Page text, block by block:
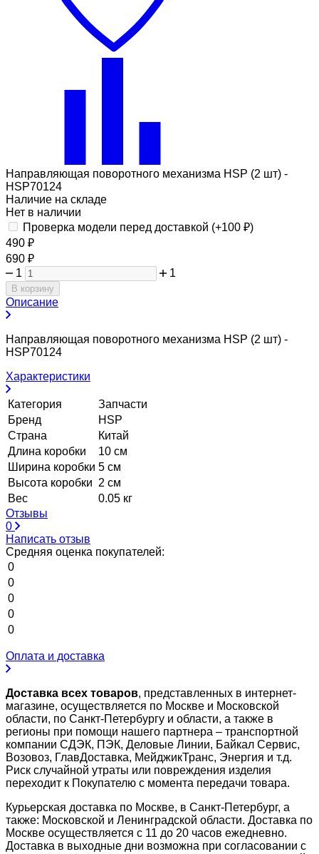
Направляющая поворотного механизма HSP (2 шт) -
HSP70124
Наличие на складе
Нет в наличии
Проверка модели перед доставкой (+100 ₽)
490 ₽
690 ₽
1
1
В корзину
Описание
Направляющая поворотного механизма HSP (2 шт) -
HSP70124
Характеристики
Категория
Запчасти
Бренд
HSP
Страна
Китай
Длина коробки
10 см
Ширина коробки 5 см
Высота коробки 2 см
Вес
0.05 кг
Отзывы
0
Написать отзыв
Средняя оценка покупателей:
0
0
0
0
0
Оплата и доставка
Доставка всех товаров, представленных в интернет-
магазине, осуществляется по Москве и Московской
области, по Санкт-Петербургу и области, а также в
регионы при помощи нашего партнера – транспортной
компании СДЭК, ПЭК, Деловые Линии, Байкал Сервис,
Возовоз, ГлавДоставка, МейджикТранс, Энергия и т.д.
Риск случайной утраты или повреждения изделия
переходит к Покупателю с момента передачи товара.
Курьерская доставка по Москве, в Санкт-Петербург, а
также: Московской и Ленинградской области. Доставка по
Москве осуществляется с 11 до 20 часов ежедневно.
Доставка в выходные дни возможна при согласовании с